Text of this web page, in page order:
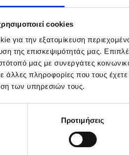
cookies
για την εξατομίκευση
της επισκεψιμότητάς μας.
μας με συνεργάτες
άλλες πληροφορίες που τους
των υπηρεσιών τους.
Προτιμήσεις